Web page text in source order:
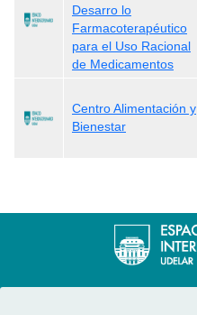
Desarro lo
Farmacoterapéutico
para el Uso Racional
de Medicamentos
Centro Alimentación y
Bienestar